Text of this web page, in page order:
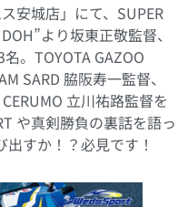
安城店」にて、SUPER
より坂東正敬監督、
。TOYOTA GAZOO
SARD 脇阪寿一監督、
立川祐路監督を
や真剣勝負の裏話を語っ
すか！？必見です！